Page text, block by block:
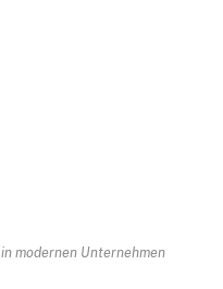
modernen Unternehmen